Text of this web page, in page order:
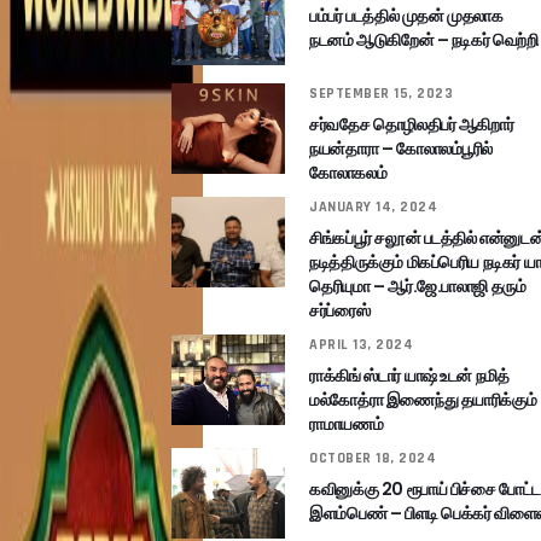
பம்பர் படத்தில் முதன் முதலாக
நடனம் ஆடுகிறேன் – நடிகர் வெற்றி
SEPTEMBER 15, 2023
சர்வதேச தொழிலதிபர் ஆகிறார்
நயன்தாரா – கோலாலம்பூரில்
கோலாகலம்
JANUARY 14, 2024
சிங்கப்பூர் சலூன் படத்தில்
நடித்திருக்கும் மிகப்பெரிய நடிகர்
தெரியுமா – ஆர்.ஜே.பாலாஜி தரும்
சர்ப்ரைஸ்
APRIL 13, 2024
ராக்கிங் ஸ்டார் யாஷ் உடன் நமித்
மல்கோத்ரா இணைந்து தயாரிக்கும்
ராமாயணம்
OCTOBER 18, 2024
கவினுக்கு 20 ரூபாய் பிச்சை போட்ட
இளம்பெண் – பிளடி பெக்கர்